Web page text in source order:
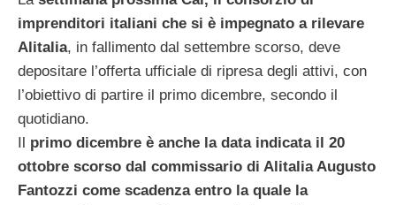
imprenditori italiani che si è impegnato a rilevare
Alitalia, in fallimento dal settembre scorso, deve
depositare l’offerta ufficiale di ripresa degli attivi, con
l’obiettivo di partire il primo dicembre, secondo il
quotidiano.
primo dicembre è anche la data indicata il 20
ottobre scorso dal commissario di Alitalia Augusto
Fantozzi come scadenza entro la quale la